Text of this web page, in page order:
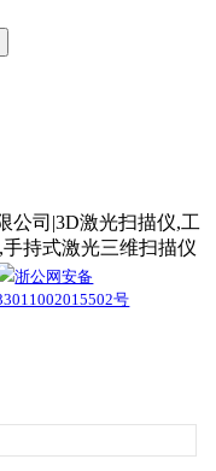
公司|3D激光扫描仪,工
持式激光三维扫描仪
浙公网安备
号